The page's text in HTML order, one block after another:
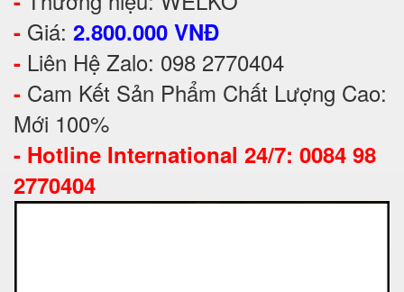
- Giá: 2.800.000 VNĐ
- Liên Hệ Zalo: 098 2770404
- Cam Kết Sản Phẩm Chất Lượng Cao:
Mới 100%
- Hotline International 24/7: 0084 98
2770404